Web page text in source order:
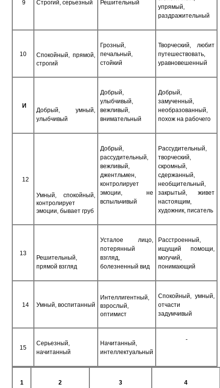
9 Строгий, серьезный Решительный
упрямый,
раздражительный
10
Спокойный, прямой,
строгий
Грозный,
печальный,
стойкий
Творческий, любит
путешествовать,
уравновешенный
И
Добрый, умный,
улыбчивый
Добрый,
улыбчивый,
вежливый,
внимательный
Добрый,
замученный,
необразованный,
похож на рабочего
12
Умный, спокойный,
контролирует
эмоции, бывает груб
Добрый,
рассудительный,
вежливый,
джентльмен,
контролирует
эмоции, не
вспыльчивый
Рассудительный,
творческий,
скромный,
сдержанный,
необщительный,
закрытый, живет
настоящим,
художник, писатель
13
Решительный,
прямой взгляд
Усталое лицо,
потерянный
взгляд,
болезненный вид
Расстроенный,
ищущий помощи,
могучий,
понимающий
14 Умный, воспитанный
Интеллигентный,
взрослый,
оптимист
Спокойный, умный,
отчасти
задумчивый
15
Серьезный,
начитанный
Начитанный,
интеллектуальный
-
1 2 3 4